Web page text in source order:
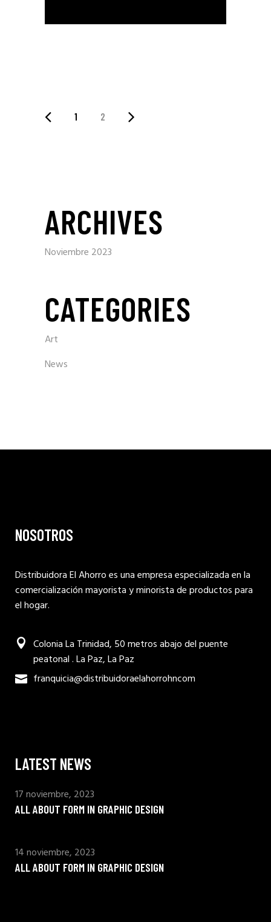
1 2
ARCHIVES
Noviembre 2023
CATEGORIES
Art
News
NOSOTROS
Distribuidora El Ahorro es una empresa especializada en la
comercialización mayorista y minorista de productos para
el hogar.
Colonia La Trinidad, 50 metros abajo del puente
peatonal . La Paz, La Paz
franquicia@distribuidoraelahorrohncom
LATEST NEWS
ALL ABOUT FORM IN GRAPHIC DESIGN
17 noviembre, 2023
ALL ABOUT FORM IN GRAPHIC DESIGN
14 noviembre, 2023